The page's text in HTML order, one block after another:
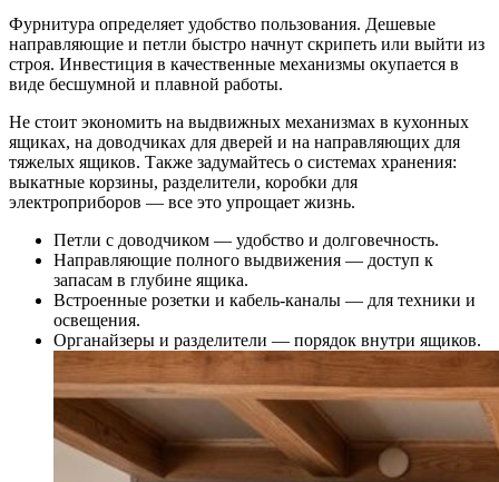
Фурнитура определяет удобство пользования. Дешевые
направляющие и петли быстро начнут скрипеть или выйти из
строя. Инвестиция в качественные механизмы окупается в
виде бесшумной и плавной работы.
Не стоит экономить на выдвижных механизмах в кухонных
ящиках, на доводчиках для дверей и на направляющих для
тяжелых ящиков. Также задумайтесь о системах хранения:
выкатные корзины, разделители, коробки для
электроприборов — все это упрощает жизнь.
Петли с доводчиком — удобство и долговечность.
Направляющие полного выдвижения — доступ к
запасам в глубине ящика.
Встроенные розетки и кабель-каналы — для техники и
освещения.
Органайзеры и разделители — порядок внутри ящиков.